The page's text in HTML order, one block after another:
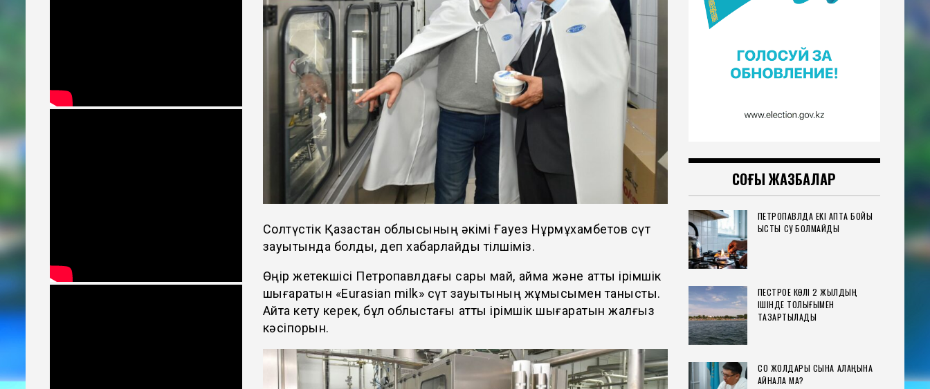
Солтүстік Қазақстан облысының әкімі Ғауез Нұрмұхамбетов сүт
зауытында болды, деп хабарлайды тілшіміз.
Өңір жетекшісі Петропавлдағы сары май, қаймақ және қатты ірімшік
шығаратын «Еurasian milk» сүт зауытының жұмысымен танысты.
Айта кету керек, бұл облыстағы қатты ірімшік шығаратын жалғыз
кәсіпорын.
СОҢҒЫ ЖАЗБАЛАР
ПЕТРОПАВЛДА ЕКІ АПТА БОЙЫ
ЫСТЫҚ СУ БОЛМАЙДЫ
ПЕСТРОЕ КӨЛІ 2 ЖЫЛДЫҢ
ІШІНДЕ ТОЛЫҒЫМЕН
ТАЗАРТЫЛАДЫ
СҚО ЖОЛДАРЫ СЫНАҚ АЛАҢЫНА
АЙНАЛА МА?